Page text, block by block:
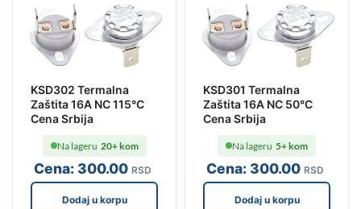
KSD302 Termalna
Zaštita 16A NC 115°C
Cena Srbija
Cena:300.00 RSD
Na lageru 20+ kom
Dodaj u korpu
KSD301 Termalna
Zaštita 16A NC 50°C
Cena Srbija
Cena:300.00 RSD
Na lageru 5+ kom
Dodaj u korpu